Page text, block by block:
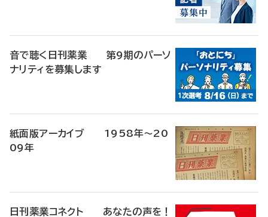
音で聴く日刊薬業 第9期のパーソ
ナリティを募集します
紙面版アーカイブ 1958年～20
09年
日刊薬業コネクト あなたの声を！